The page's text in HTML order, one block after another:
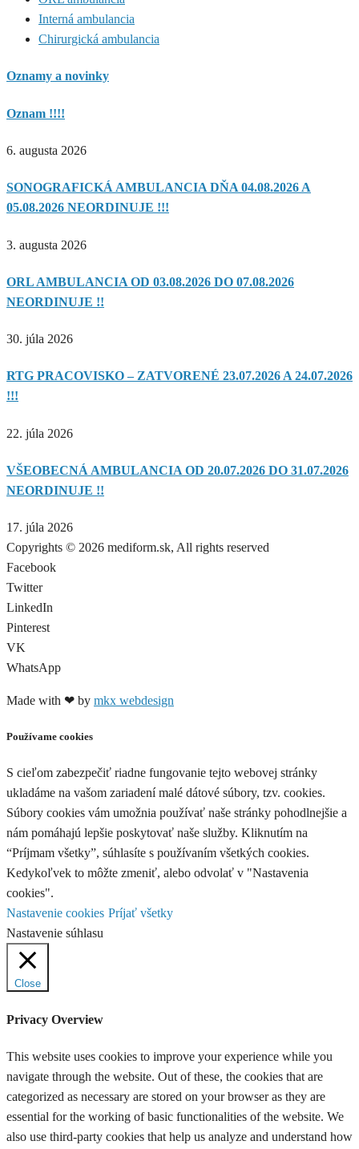
Interná ambulancia
Chirurgická ambulancia
Oznamy a novinky
Oznam !!!!
6. augusta 2026
SONOGRAFICKÁ AMBULANCIA DŇA 04.08.2026 A
05.08.2026 NEORDINUJE !!!
3. augusta 2026
ORL AMBULANCIA OD 03.08.2026 DO 07.08.2026
NEORDINUJE !!
30. júla 2026
RTG PRACOVISKO – ZATVORENÉ 23.07.2026 A 24.07.2026
!!!
22. júla 2026
VŠEOBECNÁ AMBULANCIA OD 20.07.2026 DO 31.07.2026
NEORDINUJE !!
17. júla 2026
Copyrights © 2026 mediform.sk, All rights reserved​
Facebook
Twitter
LinkedIn
Pinterest
VK
WhatsApp
Made with ❤ by mkx webdesign
Používame cookies
S cieľom zabezpečiť riadne fungovanie tejto webovej stránky
ukladáme na vašom zariadení malé dátové súbory, tzv. cookies.
Súbory cookies vám umožnia používať naše stránky pohodlnejšie a
nám pomáhajú lepšie poskytovať naše služby. Kliknutím na
“Príjmam všetky”, súhlasíte s používaním všetkých cookies.
Kedykoľvek to môžte zmeniť, alebo odvolať v "Nastavenia
cookies".
Nastavenie cookies Príjať všetky
Nastavenie súhlasu
Close
Privacy Overview
This website uses cookies to improve your experience while you
navigate through the website. Out of these, the cookies that are
categorized as necessary are stored on your browser as they are
essential for the working of basic functionalities of the website. We
also use third-party cookies that help us analyze and understand how